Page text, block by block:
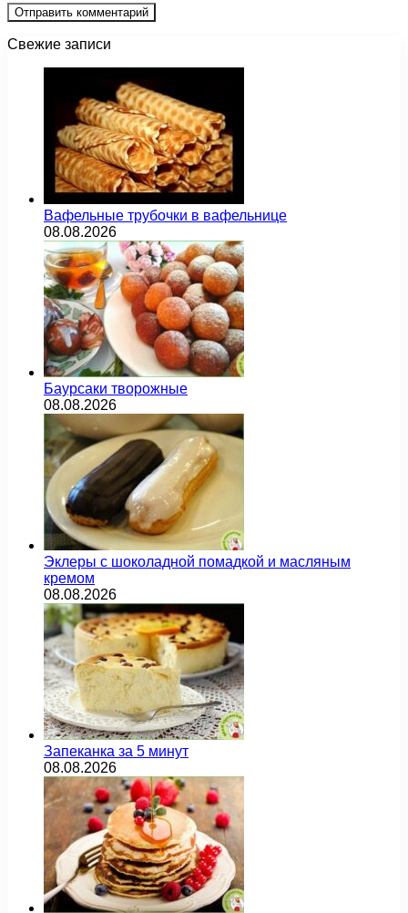
Свежие записи
Вафельные трубочки в вафельнице
08.08.2026
Баурсаки творожные
08.08.2026
Эклеры с шоколадной помадкой и масляным
кремом
08.08.2026
Запеканка за 5 минут
08.08.2026